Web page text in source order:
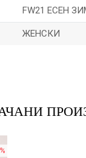
FW21 ЕСЕН
ЖЕНСКИ